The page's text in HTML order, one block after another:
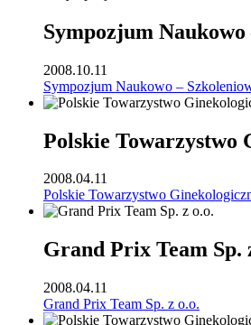
Sympozjum Naukowo
2008.10.11
Sympozjum Naukowo –
Polskie Towarzystwo
2008.04.11
Polskie Towarzystwo
Grand Prix Team Sp.
2008.04.11
Grand Prix Team Sp. z o.o.